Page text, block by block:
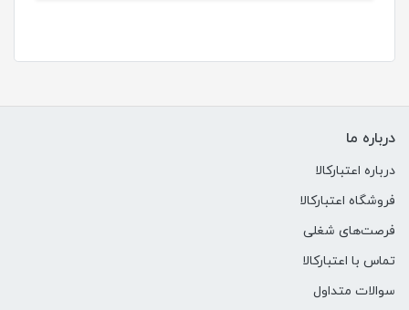
درباره ما
درباره اعتبارکالا
فروشگاه اعتبارکالا
فرصت‌های شغلی
تماس با اعتبارکالا
سوالات متداول